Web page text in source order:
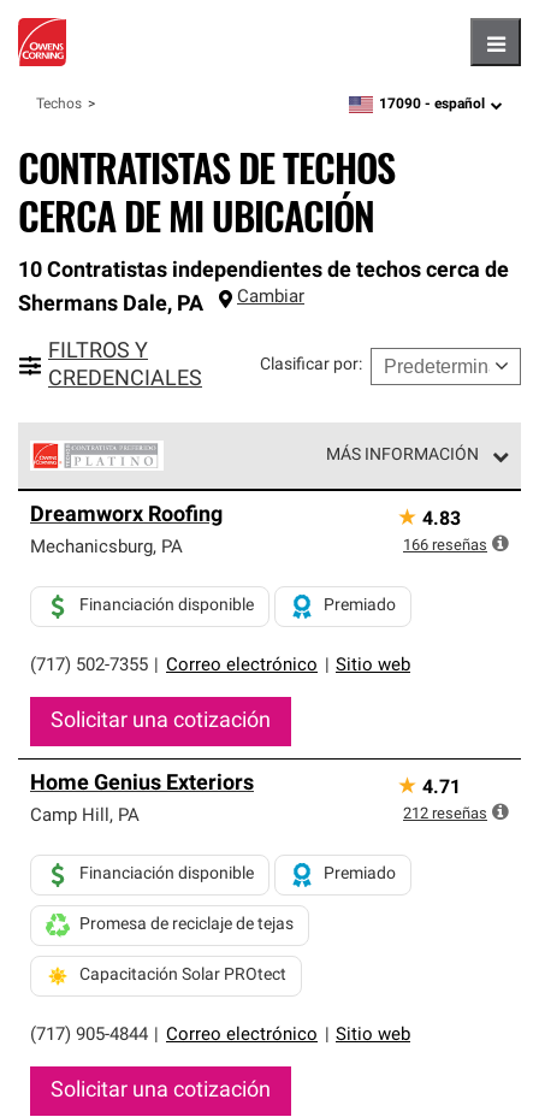
Techos zipcode,language
17090 - español
CONTRATISTAS DE TECHOS
CERCA DE MI UBICACIÓN
10 Contratistas independientes de techos cerca de
Shermans Dale, PA Cambiar
FILTROS Y
CREDENCIALES
Clasificar por:
MÁS INFORMACIÓN
Corning constituyen el nivel superior de nuestra red
exclusiva y cumplen con estándares estrictos de
Solo ellos pueden ofrecer nuestra mejor garantía de
sistemas de techos.
Dreamworx Roofing
Mechanicsburg, PA
(717) 502-7355 Correo electrónico Sitio web
Financiación disponible Premiado
Solicitar una cotización
★ 4.83
166 reseñas
Home Genius Exteriors
Camp Hill, PA
(717) 905-4844 Correo electrónico Sitio web
Financiación disponible Premiado
Promesa de reciclaje de tejas
Capacitación Solar PROtect
Solicitar una cotización
★ 4.71
212 reseñas